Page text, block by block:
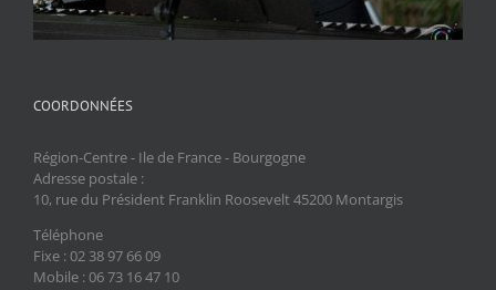
COORDONNÉES
Région-Centre - Ile de France - Bourgogne
Adresse postale :
10, rue du Président Franklin Roosevelt 45200 Montargis
Téléphone
Fixe : 02 38 97 66 09
Mobile : 06 73 16 47 10